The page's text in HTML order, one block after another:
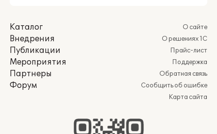
Каталог
Внедрения
Публикации
Мероприятия
Партнеры
Форум
О сайте
О решениях 1С
Прайс-лист
Поддержка
Обратная связь
Сообщить об ошибке
Карта сайта